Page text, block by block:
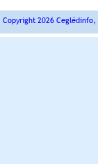
Copyright 2026